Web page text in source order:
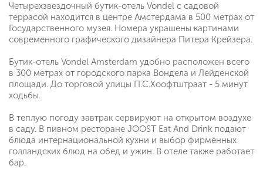
Четырехзвездочный бутик-отель Vondel с садовой
террасой находится в центре Амстердама в 500 метрах от
Государственного музея. Номера украшены картинами
современного графического дизайнера Питера Крейзера.
Бутик-отель Vondel Amsterdam удобно расположен всего
в 300 метрах от городского парка Вондела и Лейденской
площади. До торговой улицы П.С.Хоофтштраат - 5 минут
ходьбы.
В теплую погоду завтрак сервируют на открытом воздухе
в саду. В пивном ресторане JOOST Eat And Drink подают
блюда интернациональной кухни и выбор фирменных
голландских блюд на обед и ужин. В отеле также работает
бар.